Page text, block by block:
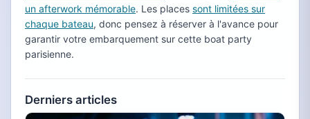
un afterwork mémorable. Les places sont limitées sur
chaque bateau, donc pensez à réserver à l'avance pour
garantir votre embarquement sur cette boat party
parisienne.
Derniers articles